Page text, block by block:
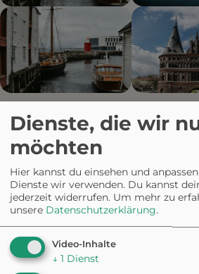
Flensburg
2 hundefreundliche Orte
Heide
8
Kiel
7 hundefreundliche Orte
Lübeck
5
e
Holstein
Dienste, die wir
möchten
Hier kannst du einsehen und
Dienste wir verwenden. Du kannst
jederzeit widerrufen. Um mehr zu
unsere Datenschutzerklärung.
Video-Inhalte
↓ 1 Dienst